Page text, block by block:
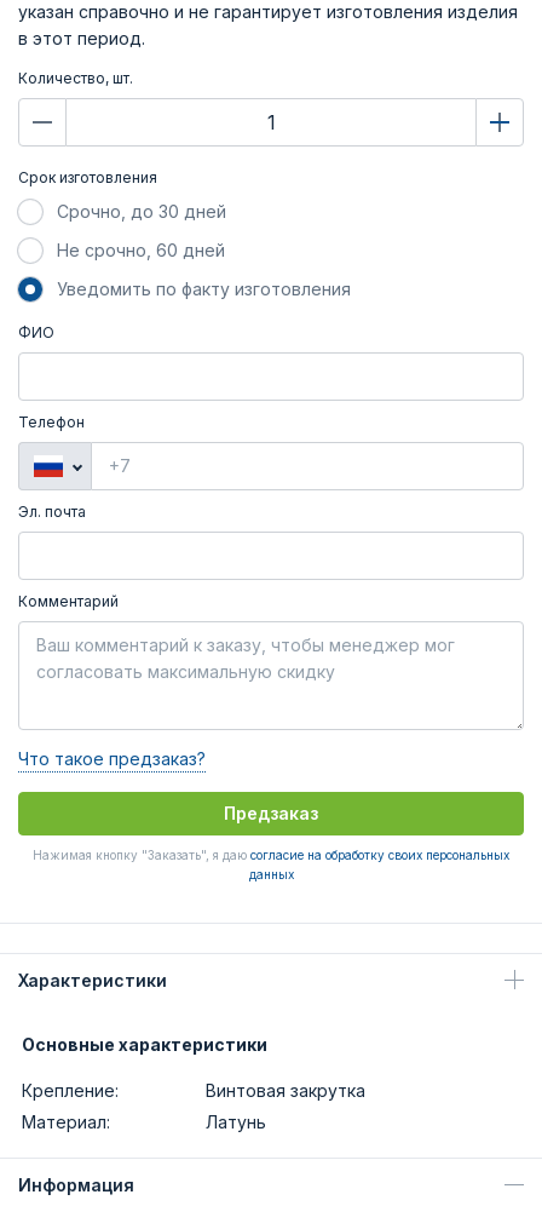
указан справочно и не гарантирует изготовления изделия
в этот период.
Количество, шт.
Срок изготовления
Срочно, до 30 дней
Не срочно, 60 дней
Уведомить по факту изготовления
ФИО
Телефон
Эл. почта
Комментарий
Что такое предзаказ?
Предзаказ
Нажимая кнопку "Заказать", я даю согласие на обработку своих персональных
данных
Характеристики
Основные характеристики
Крепление:
Винтовая закрутка
Материал:
Латунь
Информация